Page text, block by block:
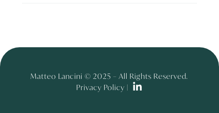
Matteo Lancini © 2025 – All Rights Reserved.
Privacy Policy |